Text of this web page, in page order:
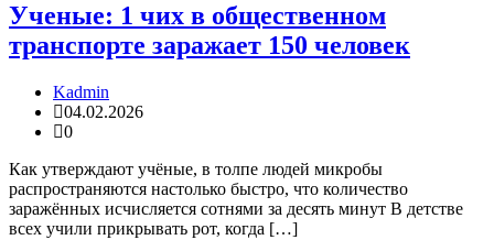
Ученые: 1 чих в общественном
транспорте заражает 150 человек
Kadmin
04.02.2026
0
Как утверждают учёные, в толпе людей микробы
распространяются настолько быстро, что количество
заражённых исчисляется сотнями за десять минут В детстве
всех учили прикрывать рот, когда […]